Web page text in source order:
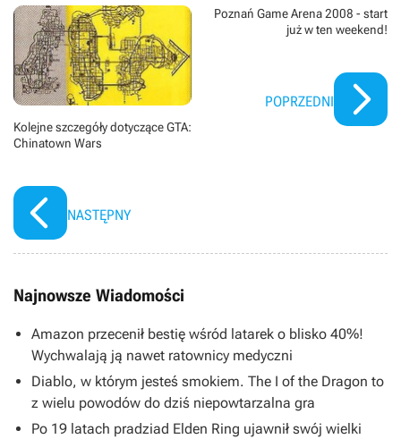
Kolejne szczegóły dotyczące GTA:
Chinatown Wars
NASTĘPNY
Poznań Game Arena 2008 - start
już w ten weekend!
POPRZEDNI
Najnowsze Wiadomości
Amazon przecenił bestię wśród latarek o blisko 40%!
Wychwalają ją nawet ratownicy medyczni
Diablo, w którym jesteś smokiem. The I of the Dragon to
z wielu powodów do dziś niepowtarzalna gra
Po 19 latach pradziad Elden Ring ujawnił swój wielki